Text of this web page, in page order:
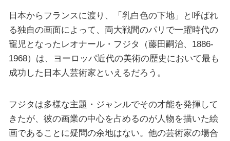
日本からフランスに渡り、「乳白色の下地」と呼ばれ
る独自の画面によって、両大戦間のパリで一躍時代の
寵児となったレオナール・フジタ（藤田嗣治、1886-
1968）は、ヨーロッパ近代の美術の歴史において最も
成功した日本人芸術家といえるだろう。
フジタは多様な主題・ジャンルでその才能を発揮して
きたが、彼の画業の中心を占めるのが人物を描いた絵
画であることに疑問の余地はない。他の芸術家の場合